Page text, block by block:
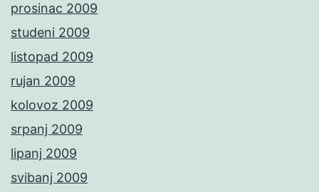
prosinac 2009
studeni 2009
listopad 2009
rujan 2009
kolovoz 2009
srpanj 2009
lipanj 2009
svibanj 2009